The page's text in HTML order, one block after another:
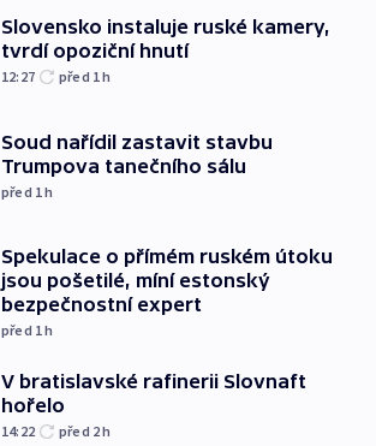
Slovensko instaluje ruské kamery,
tvrdí opoziční hnutí
12:27 před 1h
Soud nařídil zastavit stavbu
Trumpova tanečního sálu
před 1h
Spekulace o přímém ruském útoku
jsou pošetilé, míní estonský
bezpečnostní expert
před 1h
V bratislavské rafinerii Slovnaft
hořelo
14:22 před 2h